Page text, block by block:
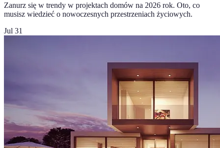
Zanurz się w trendy w projektach domów na 2026 rok. Oto, co
musisz wiedzieć o nowoczesnych przestrzeniach życiowych.
Jul 31